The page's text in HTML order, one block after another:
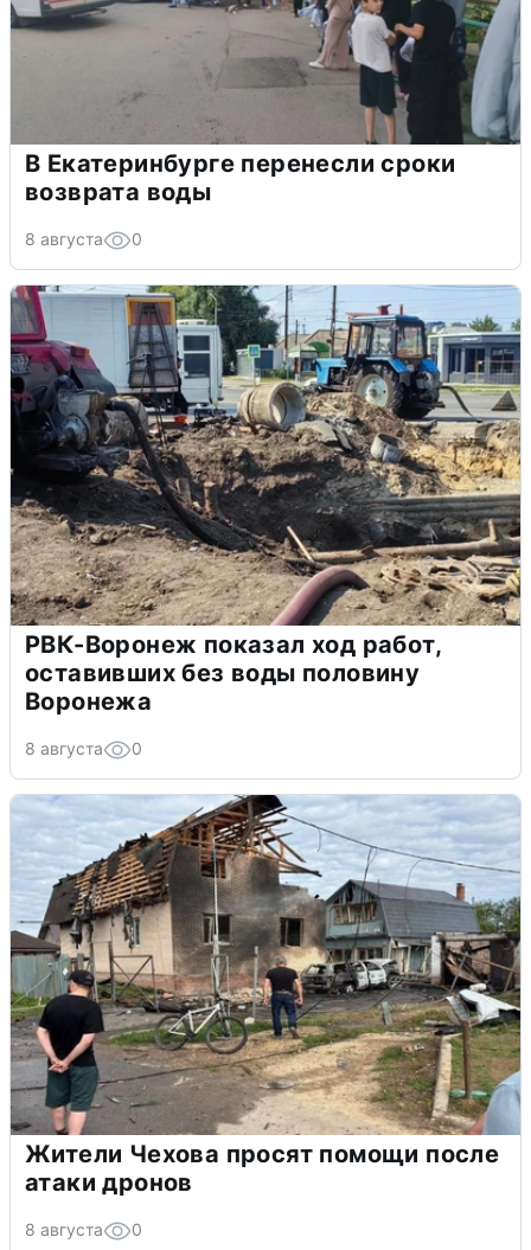
В Екатеринбурге перенесли сроки
возврата воды
8 августа 0
РВК-Воронеж показал ход работ,
оставивших без воды половину
Воронежа
8 августа 0
Жители Чехова просят помощи после
атаки дронов
8 августа 0